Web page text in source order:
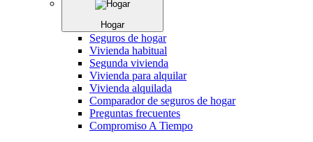
Hogar
Seguros de hogar
Vivienda habitual
Segunda vivienda
Vivienda para alquilar
Vivienda alquilada
Comparador de seguros de hogar
Preguntas frecuentes
Compromiso A Tiempo